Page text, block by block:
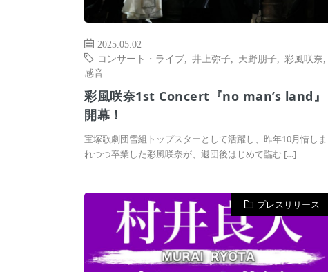
2025.05.02
コンサート・ライブ
井上弥子 天野朋子 彩風咲奈
感音
彩風咲奈1st Concert『no man’s land』
開幕！
宝塚歌劇団雪組トップスターとして活躍し、昨年10月惜しま
れつつ卒業した彩風咲奈が、退団後はじめて臨む […]
プレスリリース